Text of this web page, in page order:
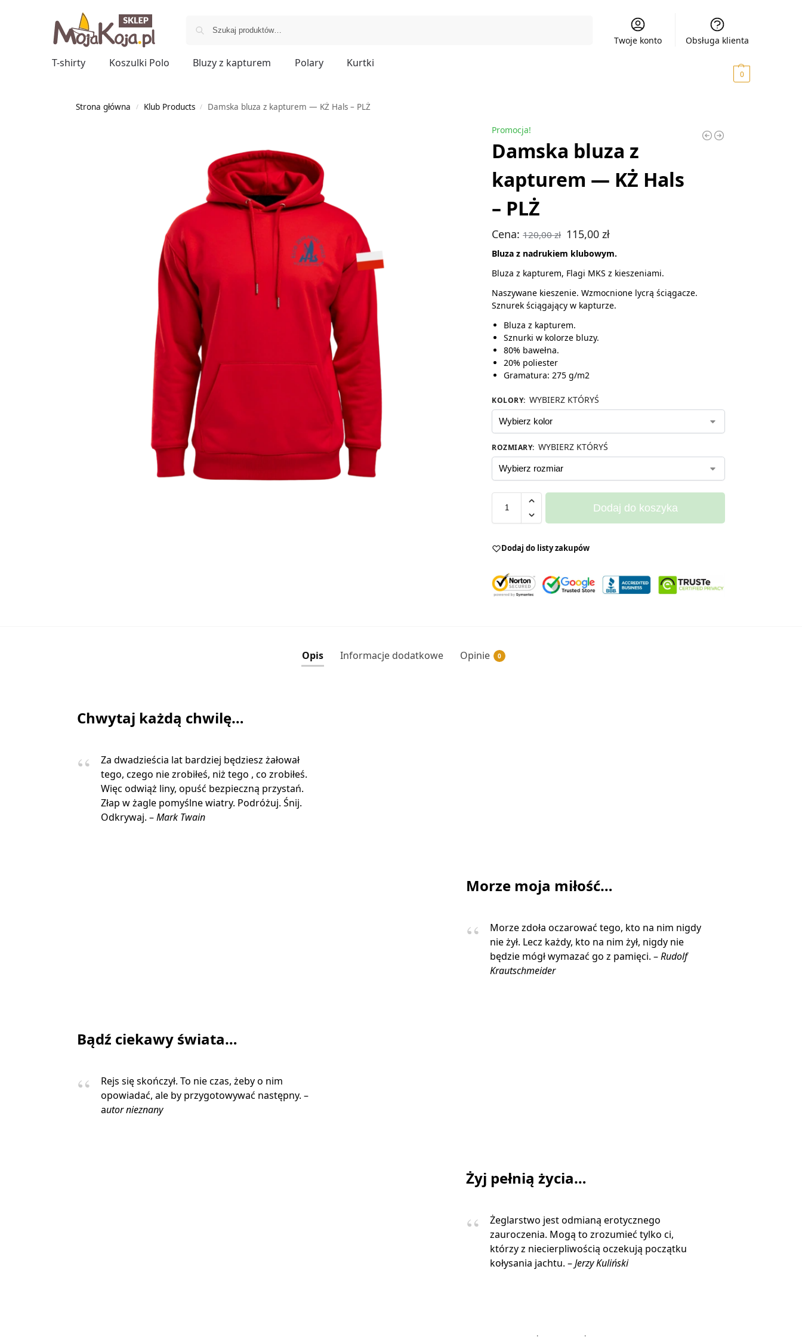
Twoje konto Obsługa klienta
T-shirty Koszulki Polo Bluzy z kapturem Polary
Kurtki
0
Strona główna / Klub Products / Damska bluza z kapturem — KŻ Hals – PLŻ
Promocja!
Damska bluza z
kapturem — KŻ Hals
– PLŻ
Cena:120,00zł 115,00 zł
Bluza z nadrukiem klubowym.
Bluza z kapturem, Flagi MKS z kieszeniami.
Naszywane kieszenie. Wzmocnione lycrą ściągacze.
Sznurek ściągający w kapturze.
Bluza z kapturem.
Sznurki w kolorze bluzy.
80% bawełna.
20% poliester
Gramatura: 275 g/m2
KOLORY: WYBIERZ KTÓRYŚ
ROZMIARY: WYBIERZ KTÓRYŚ
Dodaj do koszyka
Dodaj do listy zakupów
Opis Informacje dodatkowe Opinie 0
Chwytaj każdą chwilę…
Za dwadzieścia lat bardziej będziesz żałował
tego, czego nie zrobiłeś, niż tego , co zrobiłeś.
Więc odwiąż liny, opuść bezpieczną przystań.
Złap w żagle pomyślne wiatry. Podróżuj. Śnij.
Odkrywaj. –Mark Twain
Morze moja miłość…
Morze zdoła oczarować tego, kto na nim nigdy
nie żył. Lecz każdy, kto na nim żył, nigdy nie
będzie mógł wymazać go z pamięci. –Rudolf
Krautschmeider
Bądź ciekawy świata…
Rejs się skończył. To nie czas, żeby o nim
opowiadać, ale by przygotowywać następny. –
autor nieznany
Żyj pełnią życia…
Żeglarstwo jest odmianą erotycznego
zauroczenia. Mogą to zrozumieć tylko ci,
którzy z niecierpliwością oczekują początku
kołysania jachtu. –Jerzy Kuliński